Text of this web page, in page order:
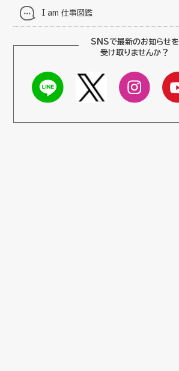
I am 仕事図鑑
SNSで最新のお知らせを
受け取りませんか？